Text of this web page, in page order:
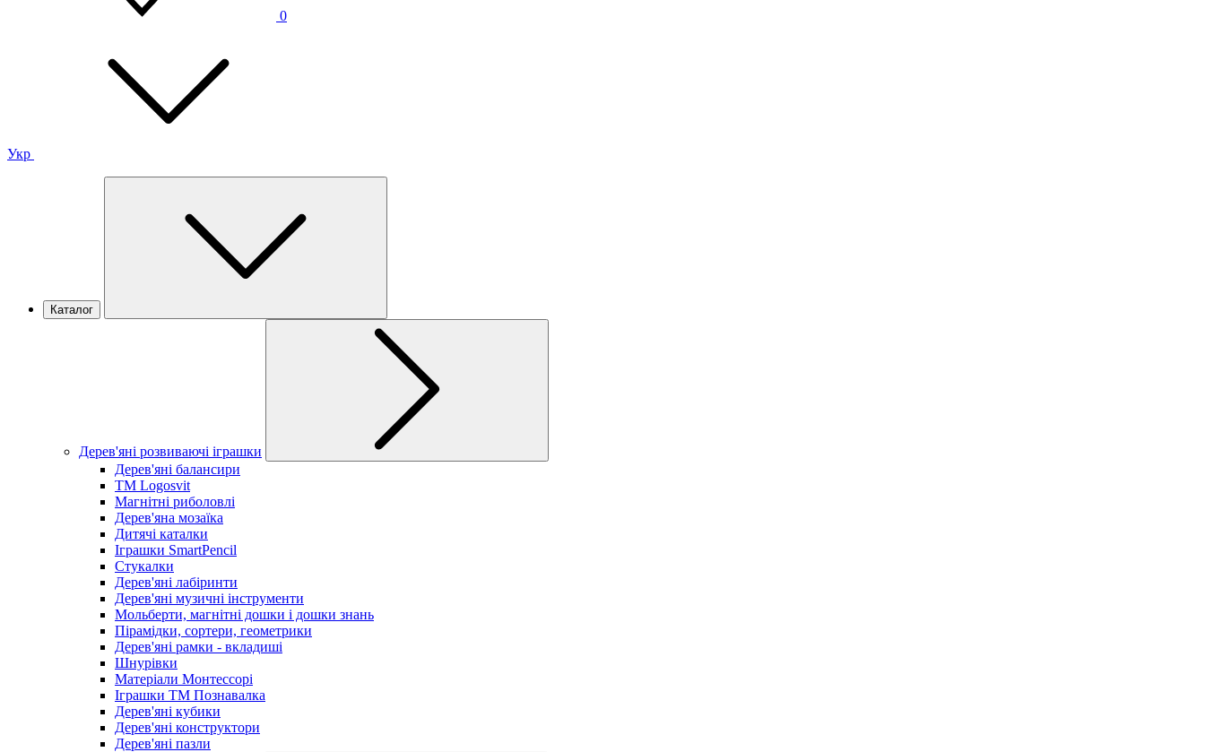
0
Укр
Каталог
Дерев'яні розвиваючі іграшки
Дерев'яні балансири
TM Logosvit
Магнітні риболовлі
Дерев'яна мозаїка
Дитячі каталки
Іграшки SmartPencil
Стукалки
Дерев'яні лабіринти
Дерев'яні музичні інструменти
Мольберти, магнітні дошки і дошки знань
Пірамідки, сортери, геометрики
Дерев'яні рамки - вкладиші
Шнурівки
Матеріали Монтессорі
Іграшки ТМ Познавалка
Дерев'яні кубики
Дерев'яні конструктори
Дерев'яні пазли